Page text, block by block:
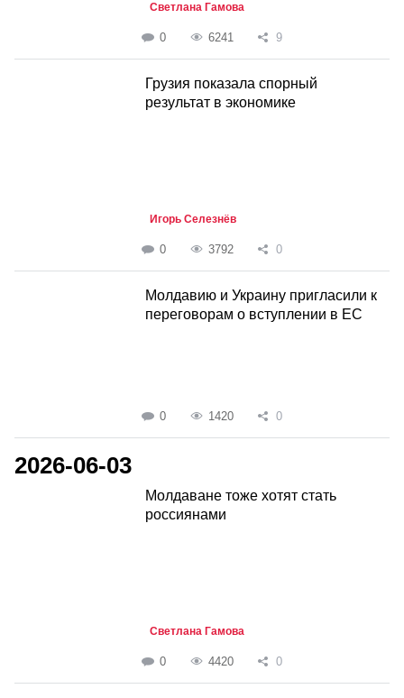
Светлана Гамова
0 6241 9
Грузия показала спорный
результат в экономике
Игорь Селезнёв
0 3792 0
Молдавию и Украину пригласили к
переговорам о вступлении в ЕС
0 1420 0
2026-06-03
Молдаване тоже хотят стать
россиянами
Светлана Гамова
0 4420 0